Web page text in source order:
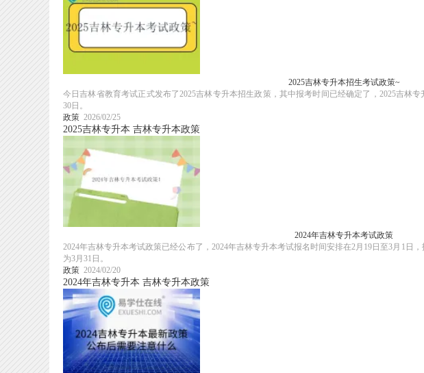
2025吉林专升本招生考试政策~
今日吉林省教育考试正式发布了2025吉林专升本招生政策，其中报考时间已经确定了，2025吉林
30日。
政策 2026/02/25
2025吉林专升本 吉林专升本政策
2024年吉林专升本考试政策
2024年吉林专升本考试政策已经公布了，2024年吉林专升本考试报名时间安排在2月19日至3月1日，
为3月31日。
政策 2024/02/20
2024年吉林专升本 吉林专升本政策